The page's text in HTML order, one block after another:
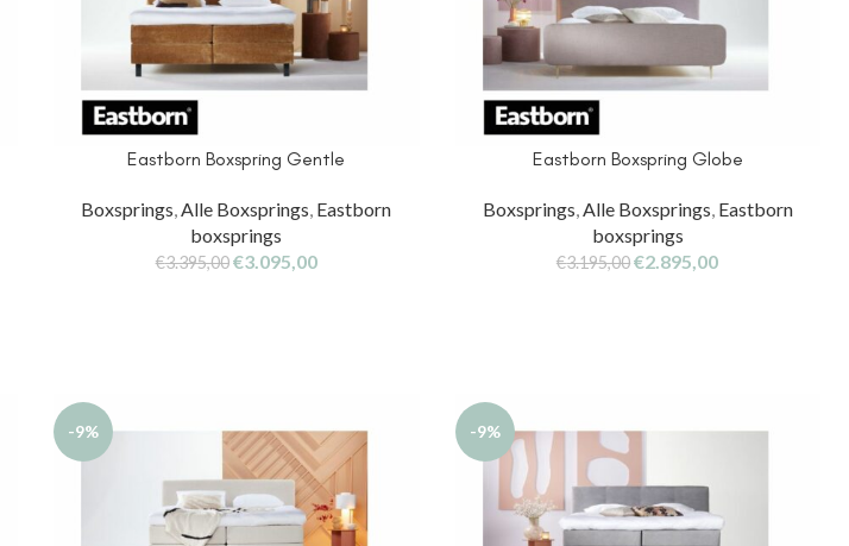
Eastborn Boxspring Gentle
Boxsprings,Alle Boxsprings, Eastborn
boxsprings
€3.395,00€3.095,00
Eastborn Boxspring Globe
Boxsprings,Alle Boxsprings, Eastborn
boxsprings
€3.195,00€2.895,00
-9% -9%